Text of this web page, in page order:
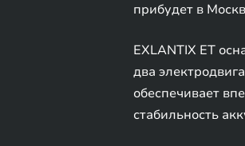
прибудет в
EXLANTIX ET
два
обеспечивает
стабильность